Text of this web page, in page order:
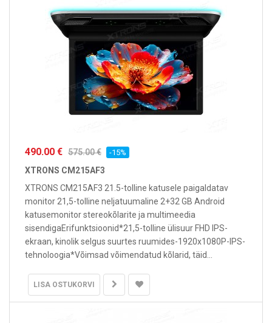
490.00 € 575.00 € -15%
XTRONS CM215AF3
XTRONS CM215AF3 21.5-tolline katusele paigaldatav
monitor 21,5-tolline neljatuumaline 2+32 GB Android
katusemonitor stereokõlarite ja multimeedia
sisendigaErifunktsioonid*21,5-tolline ülisuur FHD IPS-
ekraan, kinolik selgus suurtes ruumides-1920x1080P-IPS-
tehnoloogia*Võimsad võimendatud kõlarid, täid...
LISA OSTUKORVI